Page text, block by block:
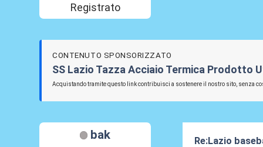
Registrato
CONTENUTO SPONSORIZZATO
SS Lazio Tazza Acciaio Termica Prodotto
Acquistando tramite questo link contribuisci a sostenere il nostro sito, senza
bak
Re:Lazio